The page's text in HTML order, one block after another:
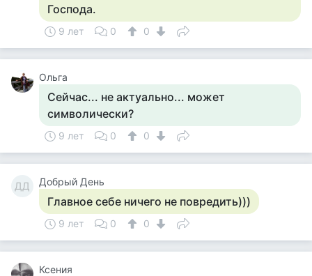
Господа.
9 лет 0 0
Ольга
Сейчас... не актуально... может
символически?
9 лет 0 0
ДД Добрый День
Главное себе ничего не повредить)))
9 лет 0 0
Ксения